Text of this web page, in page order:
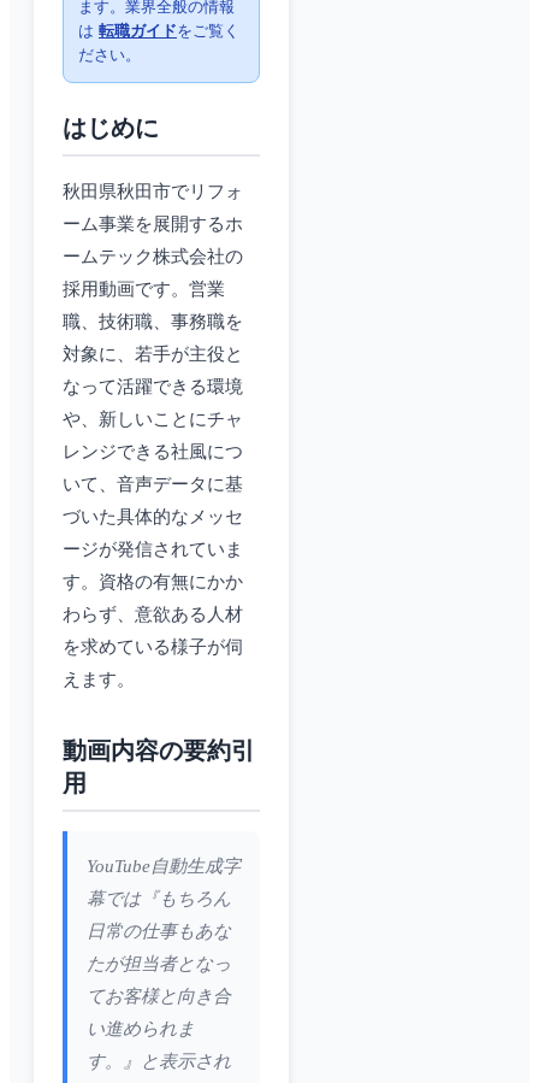
ます。業界全般の情報
は 転職ガイドをご覧く
ださい。
はじめに
秋田県秋田市でリフォ
ーム事業を展開するホ
ームテック株式会社の
採用動画です。営業
職、技術職、事務職を
対象に、若手が主役と
なって活躍できる環境
や、新しいことにチャ
レンジできる社風につ
いて、音声データに基
づいた具体的なメッセ
ージが発信されていま
す。資格の有無にかか
わらず、意欲ある人材
を求めている様子が伺
えます。
動画内容の要約引
用
YouTube自動生成字
幕では『もちろん
日常の仕事もあな
たが担当者となっ
てお客様と向き合
い進められま
す。』と表示され